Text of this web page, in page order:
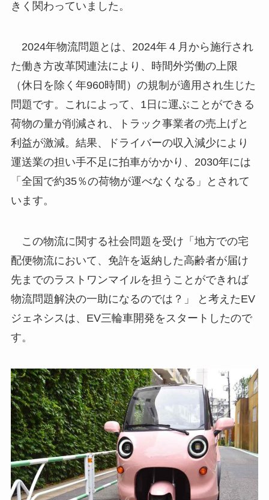
きく関わっていました。
2024年物流問題とは、2024年４月から施行され
た働き方改革関連法により、時間外労働の上限
（休日を除く年960時間）の規制が適用され生じた
問題です。これによって、1日に運ぶことができる
荷物の量が削減され、トラック事業者の売上げと
利益が激減。結果、ドライバーの収入減少により
運送業の担い手不足に拍車がかかり、2030年には
「全国で約35％の荷物が運べなくなる」とされて
います。
この物流に関する社会問題を受け「地方での宅
配便物流において、免許を返納した高齢者が届け
先までのラストワンマイルを担うことができれば
物流問題解決の一助になるのでは？」 と考えたEV
ジェネシスは、EV三輪車開発をスタートしたので
す。